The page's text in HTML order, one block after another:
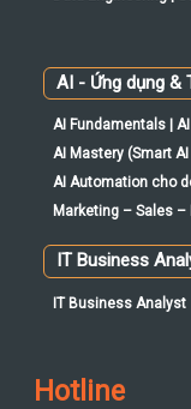
AI - Ứng dụng &
AI Fundamentals |
AI Mastery (Smart
AI Automation cho
Marketing – Sales
IT Business
IT Business Analyst
Hotline